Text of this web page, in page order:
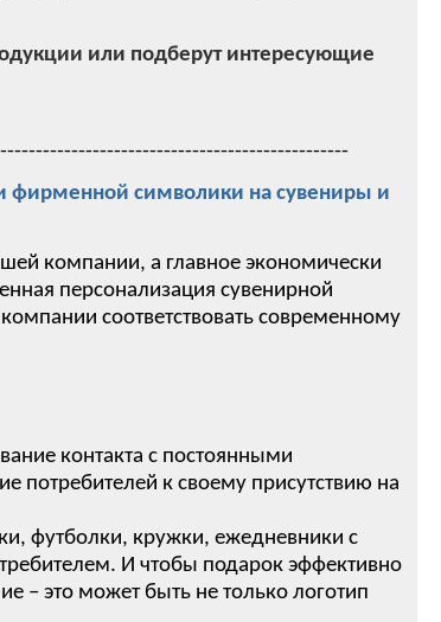
или подберут интересующие
символики на сувениры и
компании, а главное экономически
персонализация сувенирной
соответствовать современному
контакта с постоянными
потребителей к своему присутствию на
футболки, кружки, ежедневники с
И чтобы подарок эффективно
– это может быть не только логотип